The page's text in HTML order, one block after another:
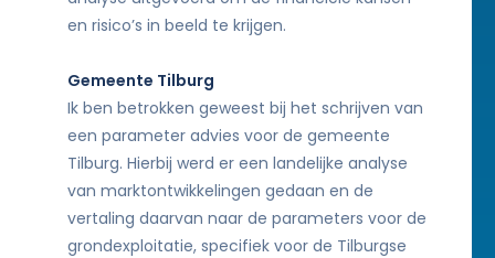
en risico’s in beeld te krijgen.
Gemeente Tilburg
Ik ben betrokken geweest bij het schrijven van
een parameter advies voor de gemeente
Tilburg. Hierbij werd er een landelijke analyse
van marktontwikkelingen gedaan en de
vertaling daarvan naar de parameters voor de
grondexploitatie, specifiek voor de Tilburgse